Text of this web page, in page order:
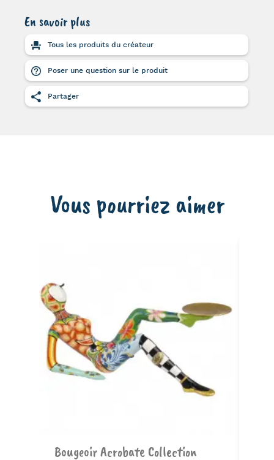
En savoir plus
Tous les produits du créateur
Poser une question sur le produit
Partager
Vous pourriez aimer
Bougeoir Acrobate Collection